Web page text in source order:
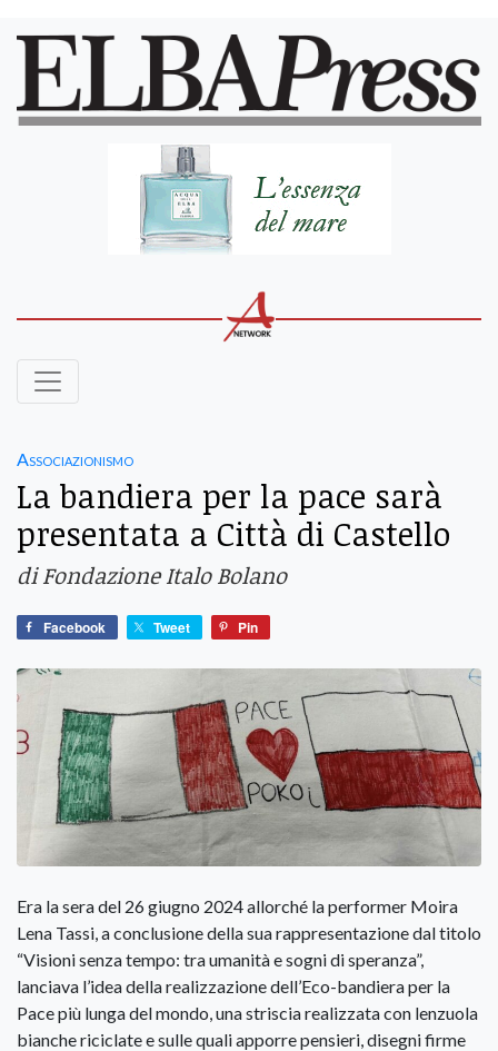
Associazionismo
La bandiera per la pace sarà
presentata a Città di Castello
di Fondazione Italo Bolano
Facebook Tweet Pin
Era la sera del 26 giugno 2024 allorché la performer Moira
Lena Tassi, a conclusione della sua rappresentazione dal titolo
“Visioni senza tempo: tra umanità e sogni di speranza”,
lanciava l’idea della realizzazione dell’Eco-bandiera per la
Pace più lunga del mondo, una striscia realizzata con lenzuola
bianche riciclate e sulle quali apporre pensieri, disegni firme